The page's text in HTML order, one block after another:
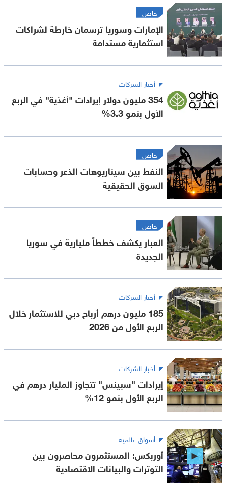
خاص
الإمارات وسوريا ترسمان خارطة لشراكات
استثمارية مستدامة
أخبار الشركات
354 مليون دولار إيرادات "أغذية" في الربع
الأول بنمو 3.3%
خاص
النفط بين سيناريوهات الذعر وحسابات
السوق الحقيقية
خاص
العبار يكشف خططاً مليارية في سوريا
الجديدة
أخبار الشركات
185 مليون درهم أرباح دبي للاستثمار خلال
الربع الأول من 2026
أخبار الشركات
إيرادات "سبينس" تتجاوز المليار درهم في
الربع الأول بنمو 12%
أسواق عالمية
أوربكس: المستثمرون محاصرون بين
التوترات والبيانات الاقتصادية